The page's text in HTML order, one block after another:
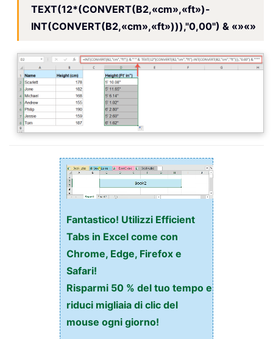
TEXT(12*(CONVERT(B2,«cm»,«ft»)-
INT(CONVERT(B2,«cm»,«ft»))),"0,00") & «»«»
Fantastico! Utilizzi Efficient
Tabs in Excel come con
Chrome, Edge, Firefox e
Safari!
Risparmi 50 % del tuo tempo e
riduci migliaia di clic del
mouse ogni giorno!